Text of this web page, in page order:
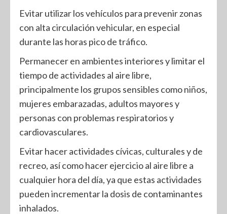
Evitar utilizar los vehículos para prevenir zonas
con alta circulación vehicular, en especial
durante las horas pico de tráfico.
Permanecer en ambientes interiores y limitar el
tiempo de actividades al aire libre,
principalmente los grupos sensibles como niños,
mujeres embarazadas, adultos mayores y
personas con problemas respiratorios y
cardiovasculares.
Evitar hacer actividades cívicas, culturales y de
recreo, así como hacer ejercicio al aire libre a
cualquier hora del día, ya que estas actividades
pueden incrementar la dosis de contaminantes
inhalados.